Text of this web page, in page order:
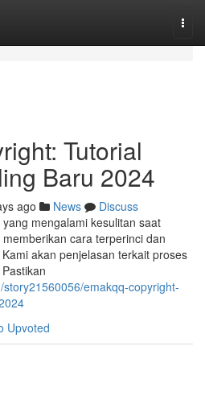
Tutorial
Baru 2024
ago News
Discuss
mengalami kesulitan saat
cara terperinci dan
akan penjelasan terkait proses
emakqq-copyright-
Upvoted